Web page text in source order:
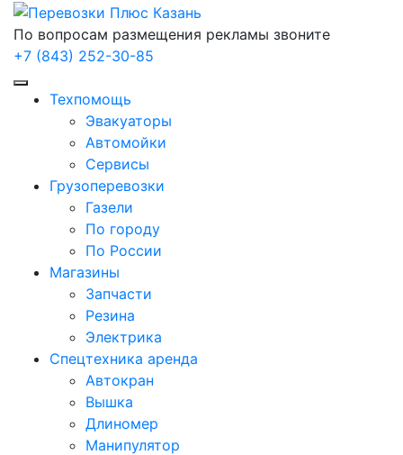
По вопросам размещения рекламы звоните
+7 (843) 252-30-85
Техпомощь
Эвакуаторы
Автомойки
Сервисы
Грузоперевозки
Газели
По городу
По России
Магазины
Запчасти
Резина
Электрика
Спецтехника аренда
Автокран
Вышка
Длиномер
Манипулятор